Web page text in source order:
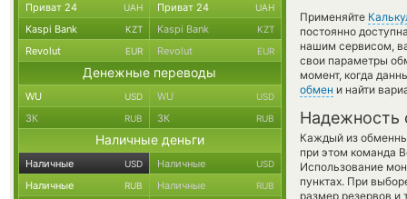
Применяйте
постоянно
нашим сервисом,
свои параметры
момент, когда
обмен и найти
Надежность
Каждый из
при этом команда
Использование
пунктах. При
размер резервов и
Приват 24 UAH Приват 24 UAH
Kaspi Bank KZT Kaspi Bank KZT
Revolut EUR Revolut EUR
Денежные переводы
WU USD WU USD
ЗК RUB ЗК RUB
Наличные деньги
Наличные USD Наличные USD
Наличные RUB Наличные RUB